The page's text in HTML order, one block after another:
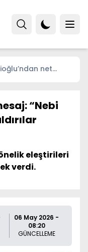
net
“Nebi
eleştirileri
verdi.
06 May 2026 -
08:20
GÜNCELLEME